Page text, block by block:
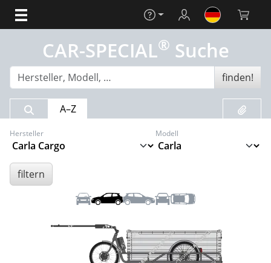
Hilfe Login
CAR-SPECIAL® Suche
finden!
Suchergebnis
A–Z
Hersteller Modell
filtern
FrontLinks RechtsHeckDach